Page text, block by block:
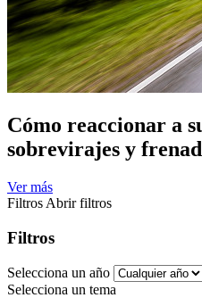
Cómo reaccionar a
sobrevirajes y
Ver más
Filtros Abrir filtros
Filtros
Selecciona un año
Selecciona un tema